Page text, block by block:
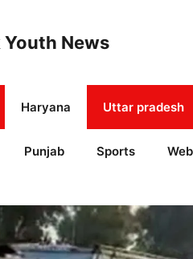
News
Haryana Uttar pradesh
Punjab Sports